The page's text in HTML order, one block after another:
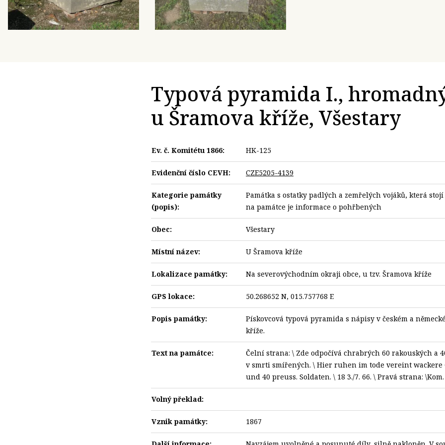
Typová pyramida I.,
u Šramova kříže, Všestary
Ev. č. Komitétu 1866: HK-125
Evidenční číslo CEVH: CZE5205-4139
Kategorie památky
(popis):
Památka s ostatky padlých a zemřelých vojáků, která
na památce je informace o pohřbených
Obec: Všestary
Místní název: U Šramova kříže
Lokalizace památky: Na severovýchodním okraji obce, u tzv. Šramova kříže
GPS lokace: 50.268652 N, 015.757768 E
Popis památky:
Pískovcová typová pyramida s nápisy v českém a
kříže.
Text na památce:
Čelní strana: \ Zde odpočívá chrabrých 60 rakouských a
v smrti smířených. \ Hier ruhen im tode vereint wackere
und 40 preuss. Soldaten. \ 18 3./7. 66. \ Pravá strana: \Kom.
Volný překlad:
Vznik památky: 1867